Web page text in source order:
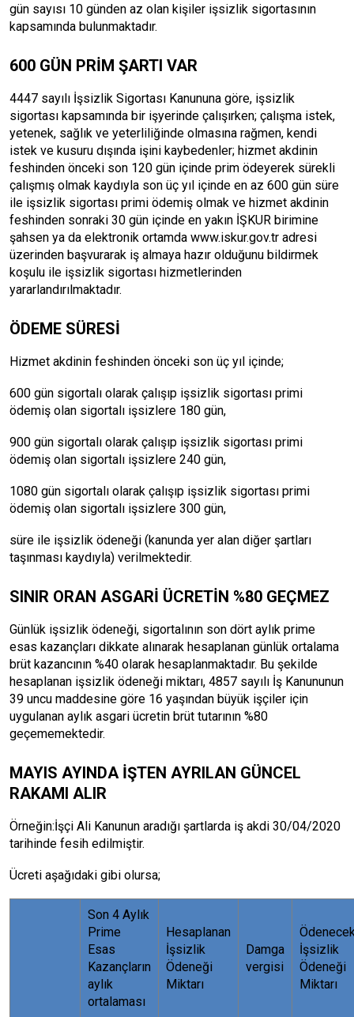
gün sayısı 10 günden az olan kişiler işsizlik sigortasının
kapsamında bulunmaktadır.
600 GÜN PRİM ŞARTI VAR
4447 sayılı İşsizlik Sigortası Kanununa göre, işsizlik
sigortası kapsamında bir işyerinde çalışırken; çalışma istek,
yetenek, sağlık ve yeterliliğinde olmasına rağmen, kendi
istek ve kusuru dışında işini kaybedenler; hizmet akdinin
feshinden önceki son 120 gün içinde prim ödeyerek sürekli
çalışmış olmak kaydıyla son üç yıl içinde en az 600 gün süre
ile işsizlik sigortası primi ödemiş olmak ve hizmet akdinin
feshinden sonraki 30 gün içinde en yakın İŞKUR birimine
şahsen ya da elektronik ortamda www.iskur.gov.tr adresi
üzerinden başvurarak iş almaya hazır olduğunu bildirmek
koşulu ile işsizlik sigortası hizmetlerinden
yararlandırılmaktadır.
ÖDEME SÜRESİ
Hizmet akdinin feshinden önceki son üç yıl içinde;
600 gün sigortalı olarak çalışıp işsizlik sigortası primi
ödemiş olan sigortalı işsizlere 180 gün,
900 gün sigortalı olarak çalışıp işsizlik sigortası primi
ödemiş olan sigortalı işsizlere 240 gün,
1080 gün sigortalı olarak çalışıp işsizlik sigortası primi
ödemiş olan sigortalı işsizlere 300 gün,
süre ile işsizlik ödeneği (kanunda yer alan diğer şartları
taşınması kaydıyla) verilmektedir.
SINIR ORAN ASGARİ ÜCRETİN %80 GEÇMEZ
Günlük işsizlik ödeneği, sigortalının son dört aylık prime
esas kazançları dikkate alınarak hesaplanan günlük ortalama
brüt kazancının %40 olarak hesaplanmaktadır. Bu şekilde
hesaplanan işsizlik ödeneği miktarı, 4857 sayılı İş Kanununun
39 uncu maddesine göre 16 yaşından büyük işçiler için
uygulanan aylık asgari ücretin brüt tutarının %80
geçememektedir.
MAYIS AYINDA İŞTEN AYRILAN GÜNCEL
RAKAMI ALIR
Örneğin:İşçi Ali Kanunun aradığı şartlarda iş akdi 30/04/2020
tarihinde fesih edilmiştir.
Ücreti aşağıdaki gibi olursa;
Son 4 Aylık
Prime
Esas
Kazançların
aylık
ortalaması
Hesaplanan
İşsizlik
Ödeneği
Miktarı
Damga
vergisi
İşsizlik
Ödeneği
Miktarı